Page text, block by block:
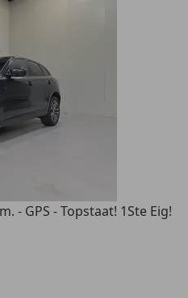
- GPS - Topstaat! 1Ste Eig!